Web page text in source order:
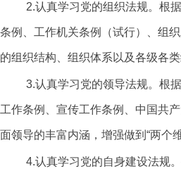
2.认真学习党的组织法规。根
条例、工作机关条例（试行）、组
的组织结构、组织体系以及各级各
3.认真学习党的领导法规。根
工作条例、宣传工作条例、中国共
面领导的丰富内涵，增强做到“两个
4.认真学习党的自身建设法规